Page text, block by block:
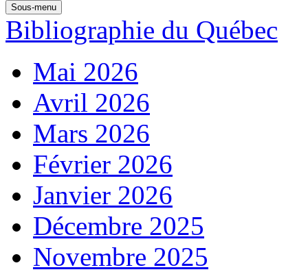
Sous-menu
Bibliographie du Québec
Mai 2026
Avril 2026
Mars 2026
Février 2026
Janvier 2026
Décembre 2025
Novembre 2025